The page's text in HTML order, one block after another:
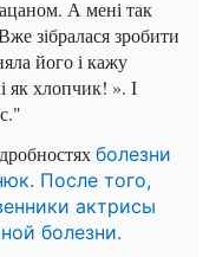
А мені так
зібралася зробити
його і кажу
як хлопчик! ». І
болезни
После того,
актрисы
болезни.